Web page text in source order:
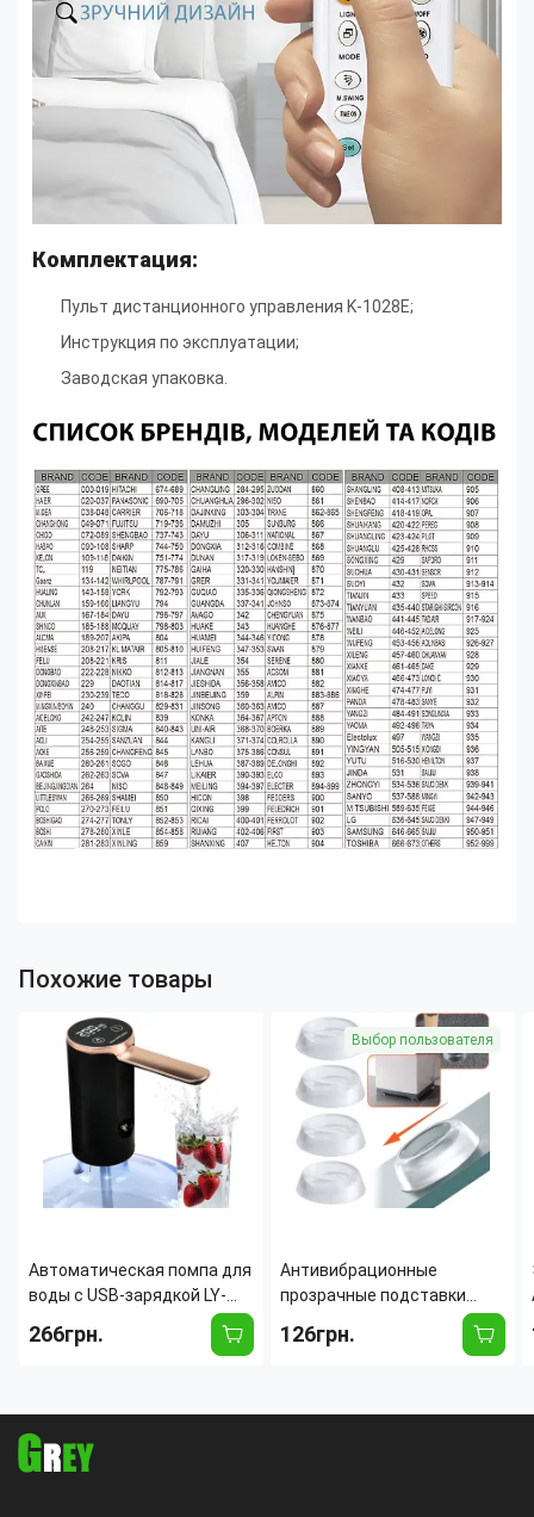
Комплектация:
Пульт дистанционного управления K-1028E;
Инструкция по эксплуатации;
Заводская упаковка.
Похожие товары
Автоматическая помпа для
воды с USB-зарядкой LY-
диспенсер для
266грн.
Выбор пользователя
Антивибрационные
прозрачные подставки
AND815 для стиральной
машины и холодильника, 4
126грн.